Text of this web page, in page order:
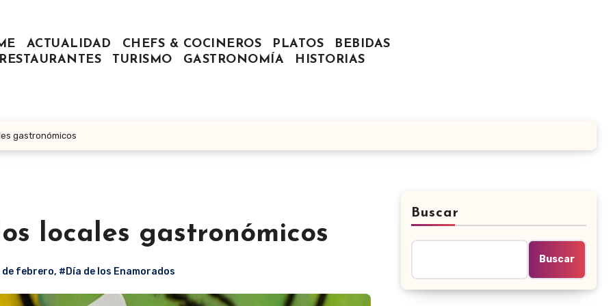
ACTUALIDAD CHEFS & COCINEROS PLATOS
BEBIDAS
RESTAURANTES
TURISMO GASTRONOMÍA HISTORIAS
gastronómicos
locales gastronómicos
de febrero, #Día de los Enamorados
Buscar
Buscar